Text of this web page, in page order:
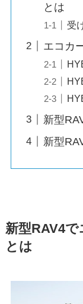
とは
受
エコカ
新型
新型
新型RAV4
とは